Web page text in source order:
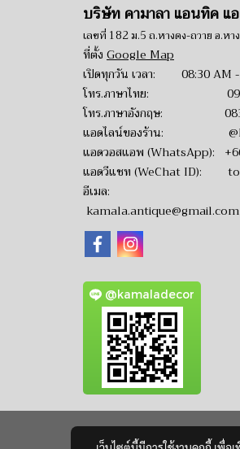
บริษัท คามาลา แอนทิค แ
เลขที่ 182 ม.5 ถ.หางดง-ถวาย อ.หา
ที่ตั้ง Google Map
เปิดทุกวัน เวลา: 08:30 AM -
โทร.ภาษาไทย:
โทร.ภาษาอังกฤษ:
แอดไลน์ของร้าน:
แอดวอสแอพ (WhatsApp):
แอดวีแชท (WeChat ID):
อีเมล:
kamala.antique@gmail.com
@kamaladecor